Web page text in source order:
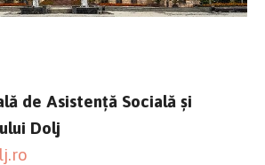
de Asistență Socială și
Dolj